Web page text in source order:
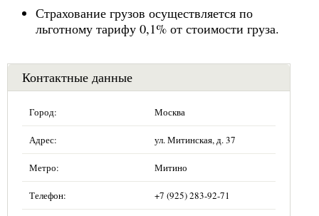
Страхование грузов осуществляется по
льготному тарифу 0,1% от стоимости груза.
Контактные данные
Город: Москва
Адрес: ул. Митинская, д. 37
Метро: Митино
Телефон: +7 (925) 283-92-71